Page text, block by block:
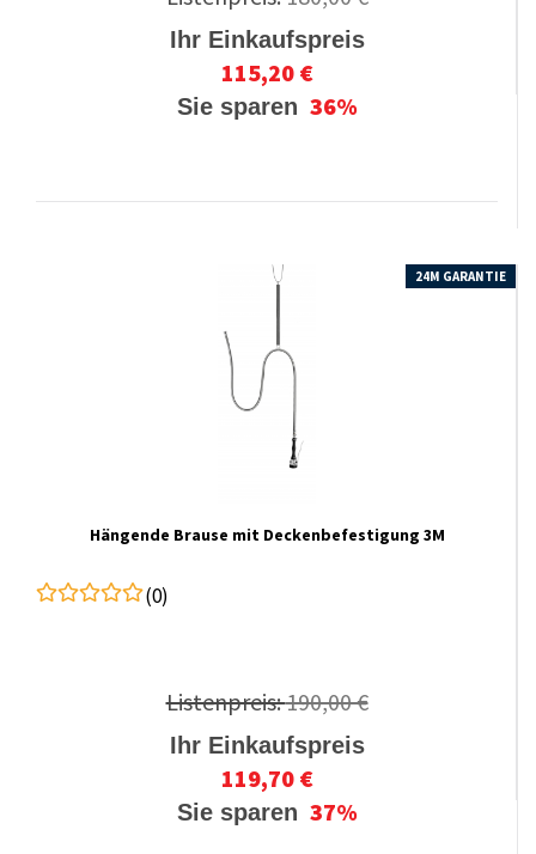
Ihr Einkaufspreis
115,20 €
Sie sparen 36%
24M GARANTIE
Hängende Brause mit Deckenbefestigung 3M
(0)
Listenpreis:190,00 €
Ihr Einkaufspreis
119,70 €
Sie sparen 37%